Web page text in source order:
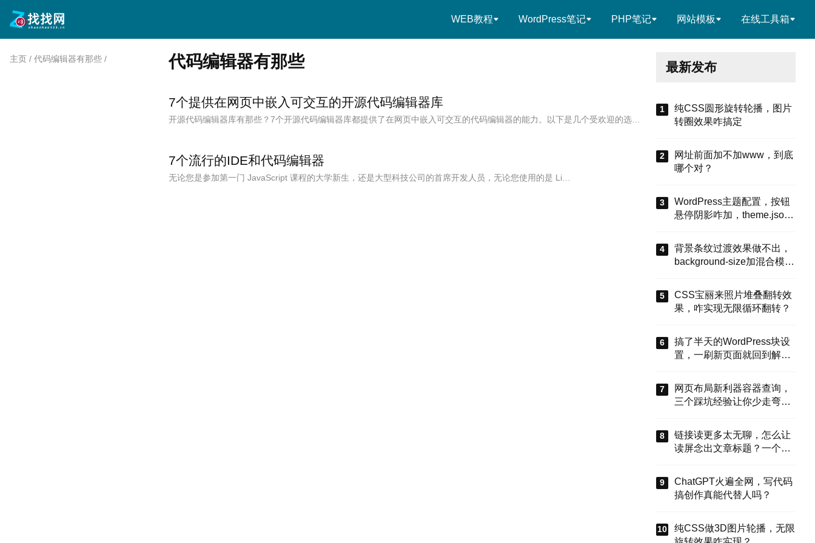
WEB教程 WordPress笔记 PHP笔记 网站模板 在线工具箱
主页 / 代码编辑器有那些 / 代码编辑器有那些
7个提供在网页中嵌入可交互的开源代码编辑器库
开源代码编辑器库有那些？7个开源代码编辑器库都提供了在网页中嵌入可交互的代码编辑器的能力。以下是几个受欢迎的选…
7个流行的IDE和代码编辑器
无论您是参加第一门 JavaScript 课程的大学新生，还是大型科技公司的首席开发人员，无论您使用的是 Li…
最新发布
纯CSS圆形旋转轮播，图片
转圈效果咋搞定
网址前面加不加www，到底
哪个对？
WordPress主题配置，按钮
悬停阴影咋加，theme.json
背景条纹过渡效果做不出，
background-size加混合模式
CSS宝丽来照片堆叠翻转效
果，咋实现无限循环翻转？
搞了半天的WordPress块设
置，一刷新页面就回到解放
今天就来盘盘怎么把这些选
项值真正存到块属性里，让
设置不再“翻车”。
网页布局新利器容器查询，
三个踩坑经验让你少走弯
链接读更多太无聊，怎么让
读屏念出文章标题？一个属
ChatGPT火遍全网，写代码
搞创作真能代替人吗？
纯CSS做3D图片轮播，无限